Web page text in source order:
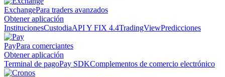
ExchangePara traders avanzados
Obtener aplicación
InstitucionesCustodiaAPI Y FIX 4.4TradingViewPredicciones
PayPara comerciantes
Obtener aplicación
Terminal de pagoPay SDKComplementos de comercio electrónico